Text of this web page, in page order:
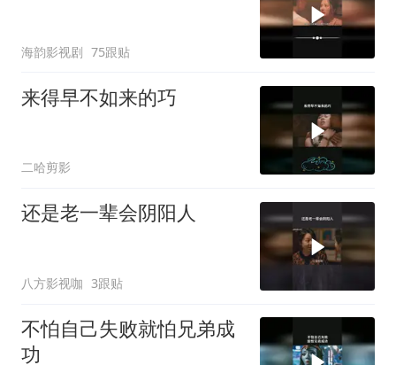
海韵影视剧 75跟贴
来得早不如来的巧
二哈剪影
还是老一辈会阴阳人
八方影视咖 3跟贴
不怕自己失败就怕兄弟成
功